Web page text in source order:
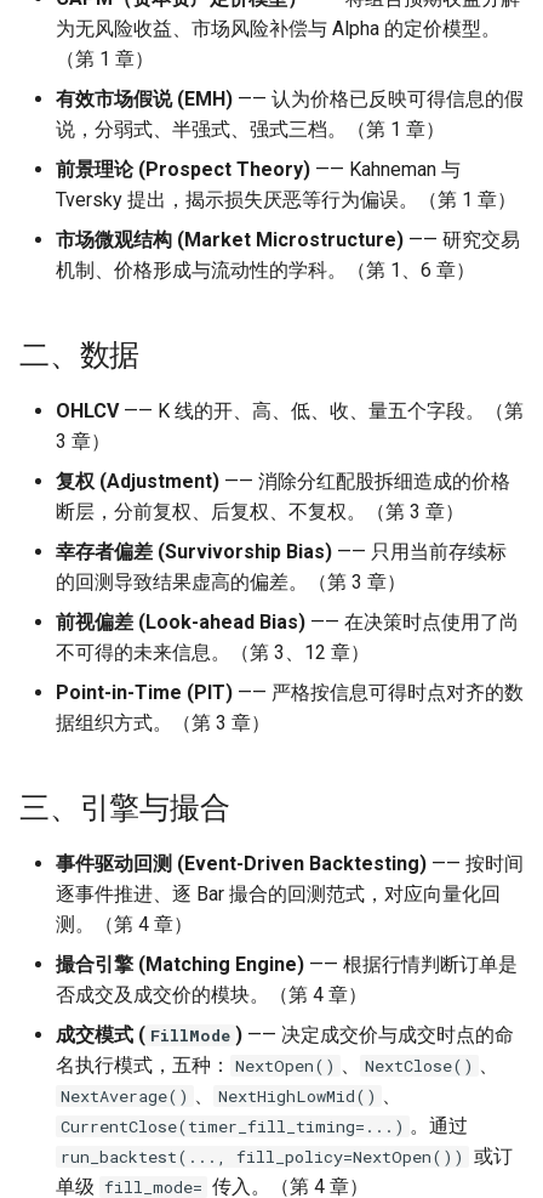
为无风险收益、市场风险补偿与 Alpha 的定价模型。
（第 1 章）
有效市场假说 (EMH) —— 认为价格已反映可得信息的假
说，分弱式、半强式、强式三档。（第 1 章）
前景理论 (Prospect Theory) —— Kahneman 与
Tversky 提出，揭示损失厌恶等行为偏误。（第 1 章）
市场微观结构 (Market Microstructure) —— 研究交易
机制、价格形成与流动性的学科。（第 1、6 章）
二、数据
OHLCV—— K 线的开、高、低、收、量五个字段。（第
3 章）
复权 (Adjustment) —— 消除分红配股拆细造成的价格
断层，分前复权、后复权、不复权。（第 3 章）
幸存者偏差 (Survivorship Bias) —— 只用当前存续标
的回测导致结果虚高的偏差。（第 3 章）
前视偏差 (Look-ahead Bias) —— 在决策时点使用了尚
不可得的未来信息。（第 3、12 章）
Point-in-Time (PIT) —— 严格按信息可得时点对齐的数
据组织方式。（第 3 章）
三、引擎与撮合
事件驱动回测 (Event-Driven Backtesting) —— 按时间
逐事件推进、逐 Bar 撮合的回测范式，对应向量化回
测。（第 4 章）
撮合引擎 (Matching Engine) —— 根据行情判断订单是
否成交及成交价的模块。（第 4 章）
成交模式 ( FillMode ) —— 决定成交价与成交时点的命
名执行模式，五种：
NextOpen() 、 NextClose() 、
NextAverage() 、 NextHighLowMid() 、
CurrentClose(timer_fill_timing=...) 。通过
run_backtest(..., fill_policy=NextOpen())
或订
单级 fill_mode= 传入。（第 4 章）